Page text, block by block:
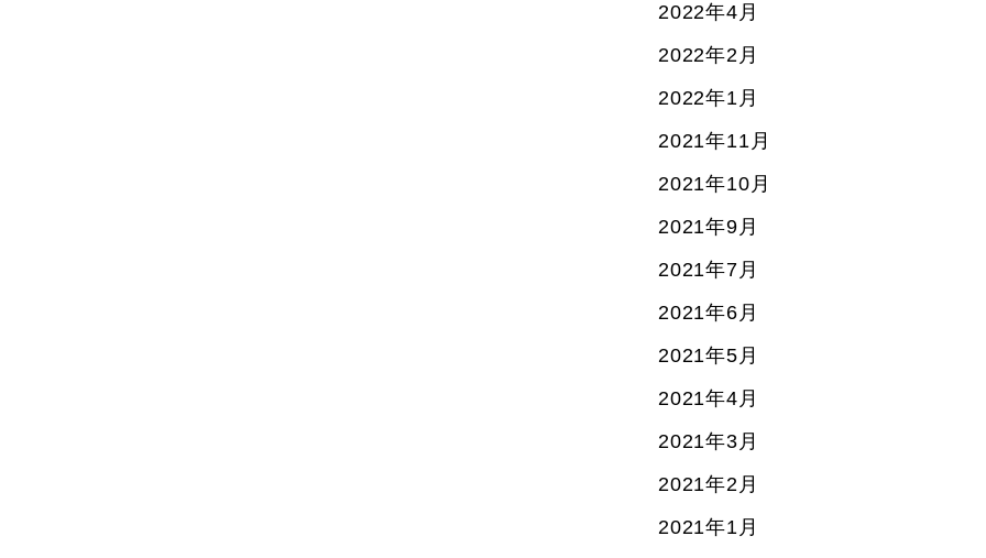
2022年4月
2022年2月
2022年1月
2021年11月
2021年10月
2021年9月
2021年7月
2021年6月
2021年5月
2021年4月
2021年3月
2021年2月
2021年1月